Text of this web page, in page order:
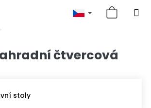
čtvercová
stoly